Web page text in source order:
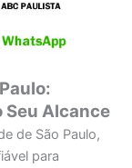
Seu Alcance
de São Paulo,
para